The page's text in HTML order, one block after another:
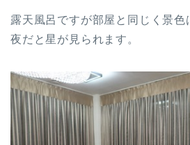
露天風呂ですが部屋と同じく景色
夜だと星が見られます。